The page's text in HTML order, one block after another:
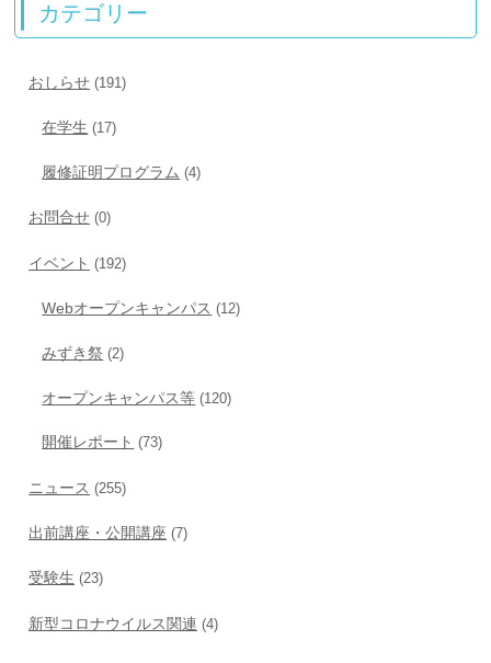
カテゴリー
おしらせ (191)
在学生 (17)
履修証明プログラム (4)
お問合せ (0)
イベント (192)
Webオープンキャンパス (12)
みずき祭 (2)
オープンキャンパス等 (120)
開催レポート (73)
ニュース (255)
出前講座・公開講座 (7)
受験生 (23)
新型コロナウイルス関連 (4)